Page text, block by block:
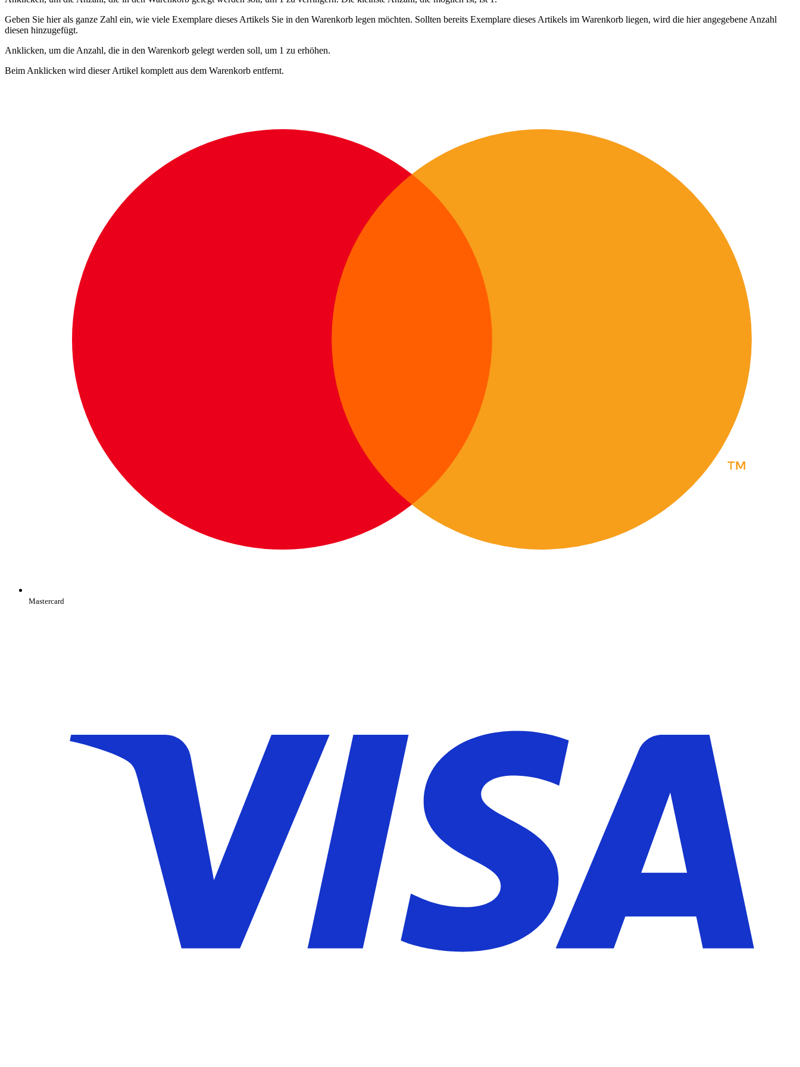
Geben Sie hier als ganze Zahl ein, wie viele Exemplare dieses Artikels Sie in den Warenkorb legen möchten. Sollten bereits Exemplare dieses Artikels im Warenkorb liegen, wird die hier angegebene Anzahl
diesen hinzugefügt.
Anklicken, um die Anzahl, die in den Warenkorb gelegt werden soll, um 1 zu erhöhen.
Beim Anklicken wird dieser Artikel komplett aus dem Warenkorb entfernt.
Mastercard